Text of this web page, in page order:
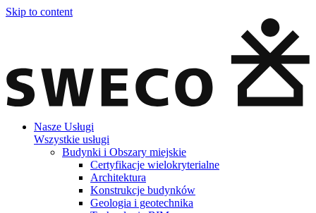
Skip to content
Nasze Usługi
Wszystkie usługi
Budynki i Obszary miejskie
Certyfikacje wielokryterialne
Architektura
Konstrukcje budynków
Geologia i geotechnika